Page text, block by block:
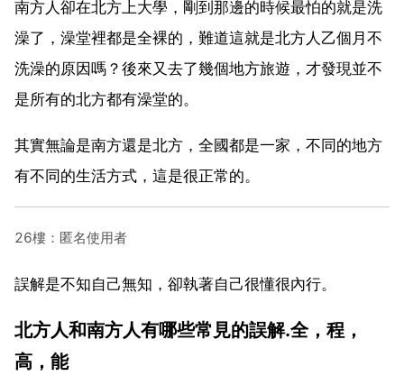
南方人卻在北方上大學，剛到那邊的時候最怕的就是洗
澡了，澡堂裡都是全裸的，難道這就是北方人乙個月不
洗澡的原因嗎？後來又去了幾個地方旅遊，才發現並不
是所有的北方都有澡堂的。
其實無論是南方還是北方，全國都是一家，不同的地方
有不同的生活方式，這是很正常的。
26樓：匿名使用者
誤解是不知自己無知，卻執著自己很懂很內行。
北方人和南方人有哪些常見的誤解.全，程，
高，能